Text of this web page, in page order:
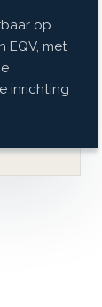
op
EQV, met
inrichting